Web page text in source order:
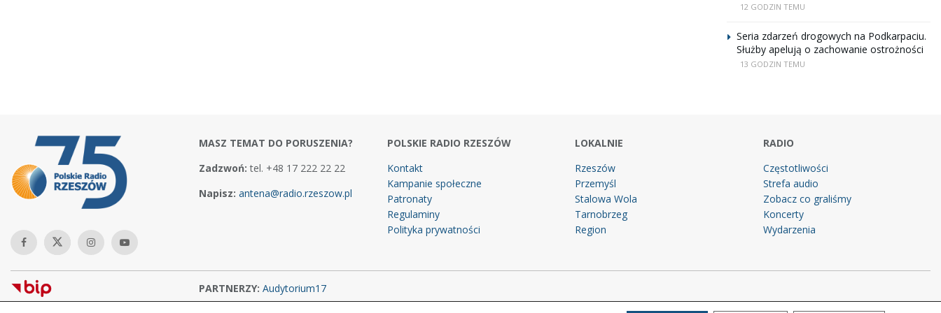
12 GODZIN TEMU
Seria zdarzeń drogowych na Podkarpaciu.
Służby apelują o zachowanie ostrożności
13 GODZIN TEMU
MASZ TEMAT DO PORUSZENIA?
Zadzwoń: tel. +48 17 222 22 22
Napisz: antena@radio.rzeszow.pl
POLSKIE RADIO RZESZÓW
Kontakt
Kampanie społeczne
Patronaty
Regulaminy
Polityka prywatności
LOKALNIE
Rzeszów
Przemyśl
Stalowa Wola
Tarnobrzeg
Region
RADIO
Częstotliwości
Strefa audio
Zobacz co graliśmy
Koncerty
Wydarzenia
PARTNERZY: Audytorium17